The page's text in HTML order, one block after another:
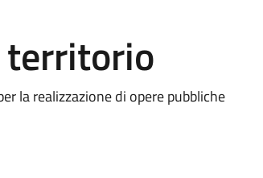
territorio
la realizzazione di opere pubbliche